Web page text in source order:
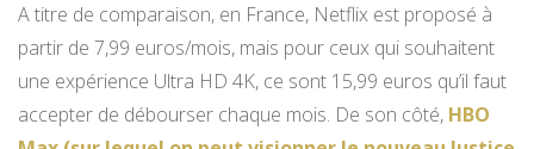
A titre de comparaison, en France, Netflix est proposé à
partir de 7,99 euros/mois, mais pour ceux qui souhaitent
une expérience Ultra HD 4K, ce sont 15,99 euros qu’il faut
accepter de débourser chaque mois. De son côté, HBO